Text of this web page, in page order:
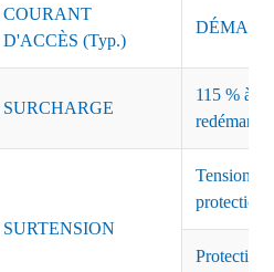
COURANT
D'ACCÈS (Typ.)
SURCHARGE
115 % à
SURTENSION
Tension
protection
Protection